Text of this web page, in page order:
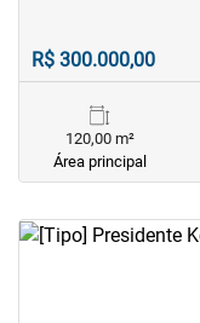
R$ 300.000,00
120,00 m²
Área principal
<<<<